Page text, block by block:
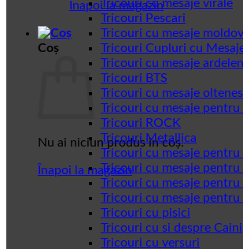
Înapoi la magazin
Coș
Nu ai niciun produs în coș.
Înapoi la magazin
Tricouri cu mesaje virale
Tricouri Pescari
Tricouri cu mesaje
Tricouri Cupluri cu
Tricouri cu mesaje
Tricouri BTS
Tricouri cu mesaje
Tricouri cu mesaje pentru
Tricouri ROCK
Tricouri Metallica
Tricouri cu mesaje
Tricouri cu mesaje
Tricouri cu mesaje
Tricouri cu mesaje
Tricouri cu pisici
Tricouri cu si despre Caini
Tricouri cu versuri